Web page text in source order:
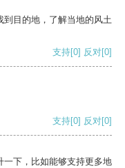
到目的地，了解当地的风土
支持[0] 反对[0]
支持[0] 反对[0]
一下，比如能够支持更多地